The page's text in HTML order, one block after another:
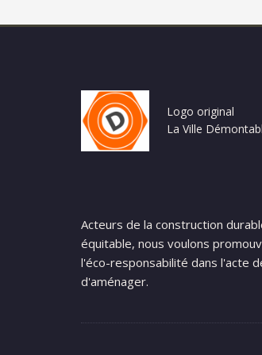
Logo original
La Ville
Acteurs de la construction
équitable, nous voulons
l'éco-responsabilité dans l'acte
d'aménager.